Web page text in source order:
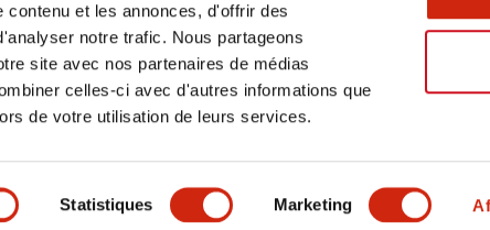
et les annonces, d'offrir des
notre trafic. Nous partageons
site avec nos partenaires de médias
celles-ci avec d'autres informations que
de votre utilisation de leurs services.
Statistiques Marketing
CLÉS SPÉCIFICATIONS DOCUMENTS ET